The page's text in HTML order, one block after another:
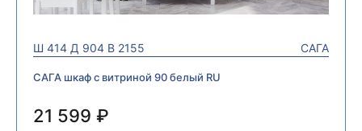
Ш 414 Д 904 В 2155 САГА
САГА шкаф с витриной 90 белый RU
21 599 ₽